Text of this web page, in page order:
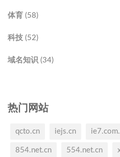
体育 (58)
科技 (52)
域名知识 (34)
热门网站
qcto.cn iejs.cn
854.net.cn 554.net.cn